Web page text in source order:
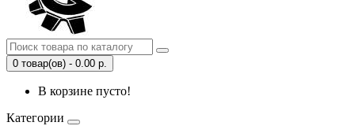
0 товар(ов) - 0.00 р.
В корзине пусто!
Категории